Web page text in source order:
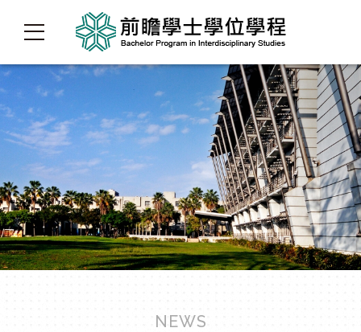
NEWS